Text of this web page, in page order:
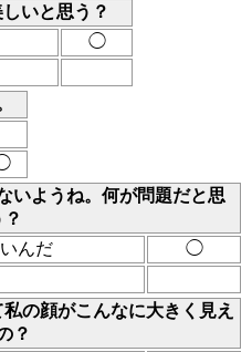
いと思う？
◯
いようね。何が問題だと思
？
んだ
◯
の顔がこんなに大きく見え
？